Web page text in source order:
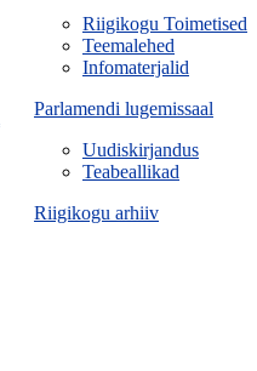
Riigikogu Toimetised
Teemalehed
Infomaterjalid
Parlamendi lugemissaal
Uudiskirjandus
Teabeallikad
Riigikogu arhiiv